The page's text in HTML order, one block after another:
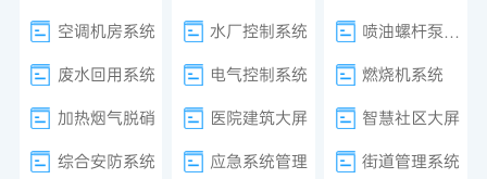
空调机房系统
水厂控制系统
喷油螺杆泵系统
废水回用系统
电气控制系统
燃烧机系统
加热烟气脱硝
医院建筑大屏
智慧社区大屏
综合安防系统
应急系统管理
街道管理系统